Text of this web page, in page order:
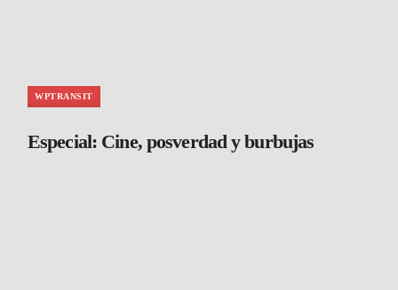
WPTRANSIT
Especial: Cine, posverdad y burbujas